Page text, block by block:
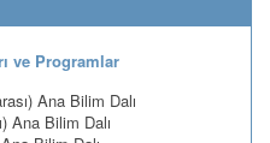
ve Programlar
Ana Bilim Dalı
Ana Bilim Dalı